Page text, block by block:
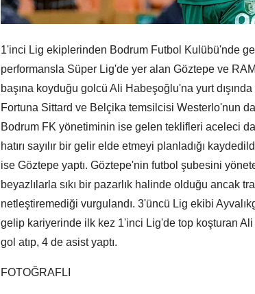
1'inci Lig ekiplerinden Bodrum Futbol Kulübü'nde
performansla Süper Lig'de yer alan Göztepe ve
başına koyduğu golcü Ali Habeşoğlu'na yurt
Fortuna Sittard ve Belçika temsilcisi Westerlo'nun
Bodrum FK yönetiminin ise gelen teklifleri aceleci
hatırı sayılır bir gelir elde etmeyi planladığı
ise Göztepe yaptı. Göztepe'nin futbol şubesini
beyazlılarla sıkı bir pazarlık halinde olduğu ancak
netleştiremediği vurgulandı. 3'üncü Lig ekibi
gelip kariyerinde ilk kez 1'inci Lig'de top koşturan
gol atıp, 4 de asist yaptı.
FOTOĞRAFLI